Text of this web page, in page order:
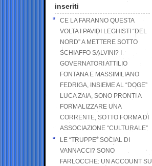
inseriti
CE LA FARANNO QUESTA
VOLTA I PAVIDI LEGHISTI “DEL
NORD” A METTERE SOTTO
SCHIAFFO SALVINI? I
GOVERNATORI ATTILIO
FONTANA E MASSIMILIANO
FEDRIGA, INSIEME AL “DOGE”
LUCA ZAIA, SONO PRONTI A
FORMALIZZARE UNA
CORRENTE, SOTTO FORMA DI
ASSOCIAZIONE “CULTURALE”
LE “TRUPPE” SOCIAL DI
VANNACCI? SONO
FARLOCCHE: UN ACCOUNT SU